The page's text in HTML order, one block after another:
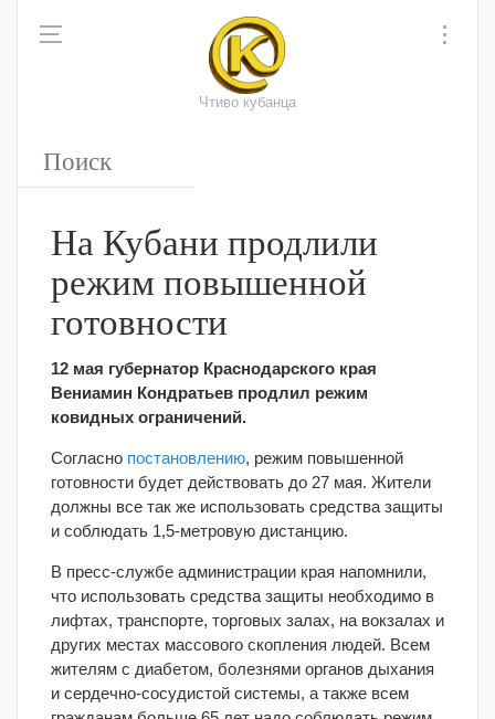
Чтиво кубанца
На Кубани продлили
режим повышенной
готовности
12 мая губернатор Краснодарского края
Вениамин Кондратьев продлил режим
ковидных ограничений.
Согласно постановлению, режим повышенной
готовности будет действовать до 27 мая. Жители
должны все так же использовать средства защиты
и соблюдать 1,5-метровую дистанцию.
В пресс-службе администрации края напомнили,
что использовать средства защиты необходимо в
лифтах, транспорте, торговых залах, на вокзалах и
других местах массового скопления людей. Всем
жителям с диабетом, болезнями органов дыхания
и сердечно-сосудистой системы, а также всем